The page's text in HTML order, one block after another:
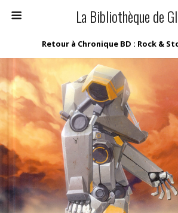
La Bibliothèque de
Retour à Chronique BD : Rock &